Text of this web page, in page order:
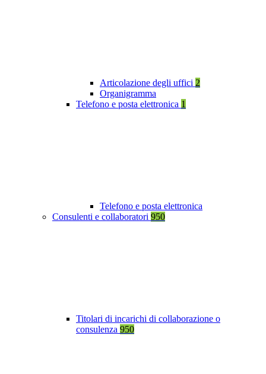
Articolazione degli uffici 2
Organigramma
Telefono e posta elettronica 1
Telefono e posta elettronica
Consulenti e collaboratori 950
Titolari di incarichi di collaborazione o
consulenza 950